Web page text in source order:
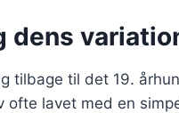
tilbage til det 19.
lavet med en